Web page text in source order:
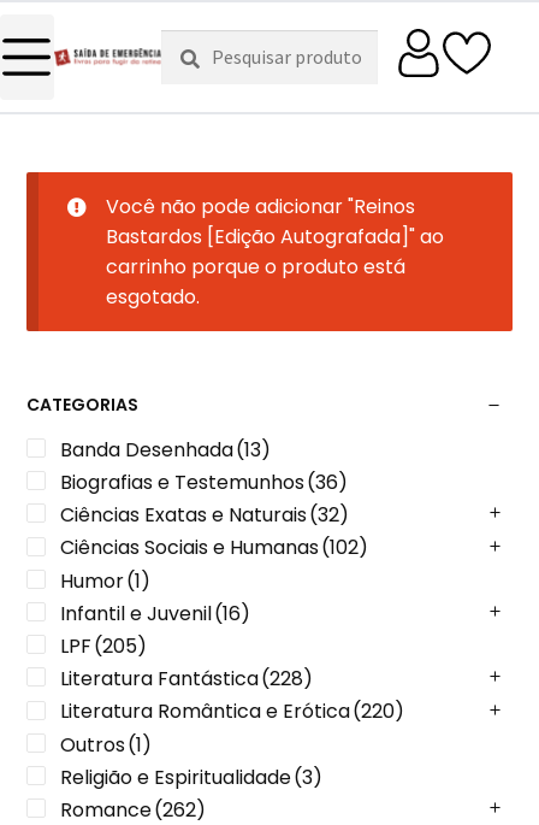
Pesquisar
por:
Pesquisa
Você não pode adicionar "Reinos
Bastardos [Edição Autografada]" ao
carrinho porque o produto está
esgotado.
CATEGORIAS
Banda Desenhada(13)
Biografias e Testemunhos(36)
Ciências Exatas e Naturais(32)
Ciências Sociais e Humanas(102)
Humor(1)
Infantil e Juvenil(16)
LPF(205)
Literatura Fantástica(228)
Literatura Romântica e Erótica(220)
Outros(1)
Religião e Espiritualidade(3)
Romance(262)